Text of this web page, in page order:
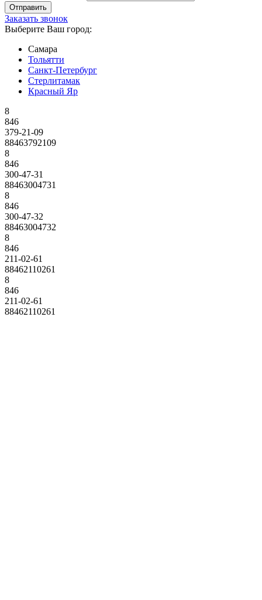
Заказать звонок
Выберите Ваш город:
Самара
Тольятти
Санкт-Петербург
Стерлитамак
Красный Яр
8
846
379-21-09
88463792109
8
846
300-47-31
88463004731
8
846
300-47-32
88463004732
8
846
211-02-61
88462110261
8
846
211-02-61
88462110261